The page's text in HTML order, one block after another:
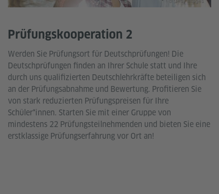
Prüfungskooperation 2
Werden Sie Prüfungsort für Deutschprüfungen! Die
Deutschprüfungen finden an Ihrer Schule statt und Ihre
durch uns qualifizierten Deutschlehrkräfte beteiligen sich
an der Prüfungsabnahme und Bewertung. Profitieren Sie
von stark reduzierten Prüfungspreisen für Ihre
Schüler*innen. Starten Sie mit einer Gruppe von
mindestens 22 Prüfungsteilnehmenden und bieten Sie eine
erstklassige Prüfungserfahrung vor Ort an!